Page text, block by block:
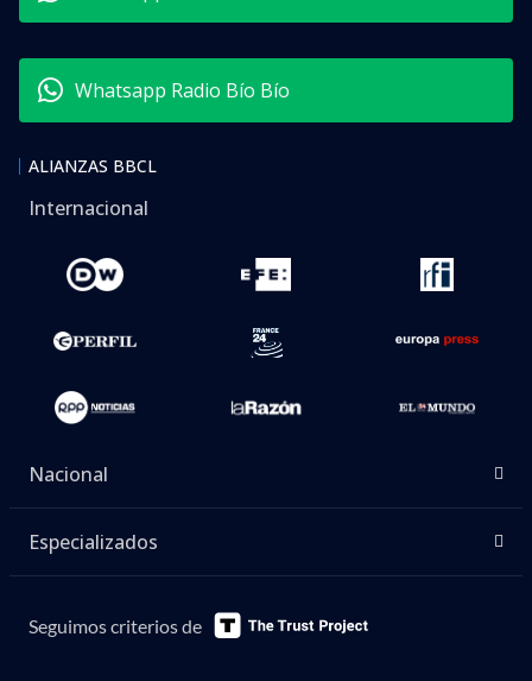
Whatsapp Radio Bío Bío
ALIANZAS BBCL
Internacional
Nacional
Especializados
Seguimos criterios de